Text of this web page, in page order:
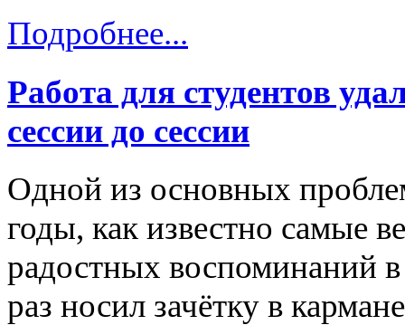
Подробнее...
Работа для студентов
сессии до сессии
Одной из основных
годы, как известно самые
радостных воспоминаний
раз носил зачётку в